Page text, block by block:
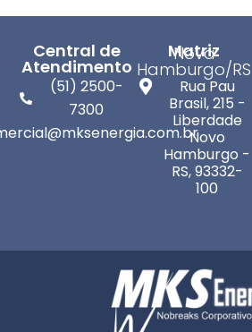
Central de
Atendimento
(51) 2500-
7300
Matriz
Nova
Hamburgo/RS
Rua Pau
Brasil, 215 -
Liberdade
Novo
Hamburgo -
RS, 93332-
100